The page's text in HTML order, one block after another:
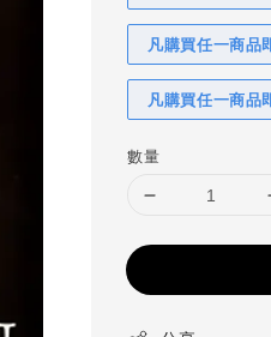
凡購買任一商
凡購買任一商品
數量